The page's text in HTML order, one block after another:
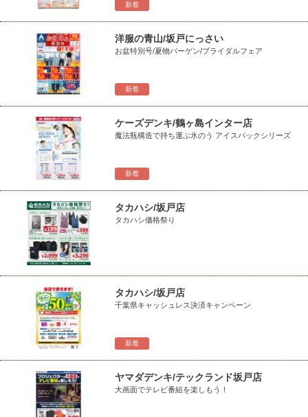
新着
新着
洋服の青山/坂戸にっさい
お盆特別号/夏物バーゲン/ブライダルフェア
新着
ケーズデンキ/鶴ヶ島インター店
魔法瓶構造で持ち運ぶ氷のう アイスパックシリーズ
タカハシ/坂戸店
タカハシ価格祭り
新着
タカハシ/坂戸店
千葉県キャッシュレス決済キャンペーン
ヤマダデンキ/テックランド坂戸店
大画面でテレビ番組を楽しもう！